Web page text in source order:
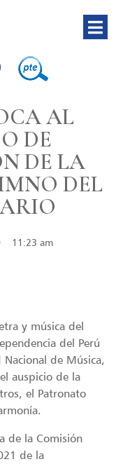
AL
DE
DE LA
DEL
11:23 am
y música del
del Perú
de Música,
auspicio de la
el Patronato
de la Comisión
de la